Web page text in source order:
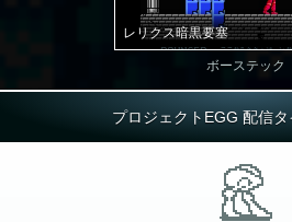
レリクス暗黒要塞
ボーステック
プロジェクトEGG 配信